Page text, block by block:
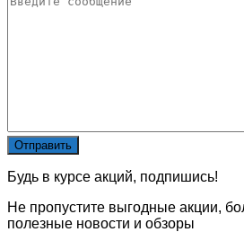
Будь в курсе акций, подпишись!
Не пропустите выгодные акции,
полезные новости и обзоры